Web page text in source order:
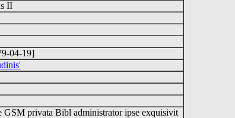
II
04-19]
GSM privata Bibl administrator ipse exquisivit